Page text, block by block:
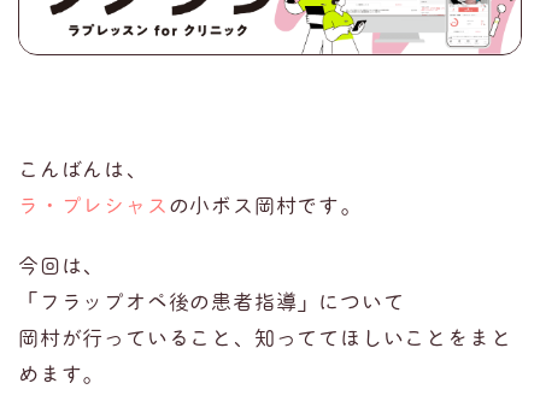
こんばんは、
ラ・プレシャスの小ボス岡村です。
今回は、
「フラップオペ後の患者指導」について
岡村が行っていること、知っててほしいことをまと
めます。